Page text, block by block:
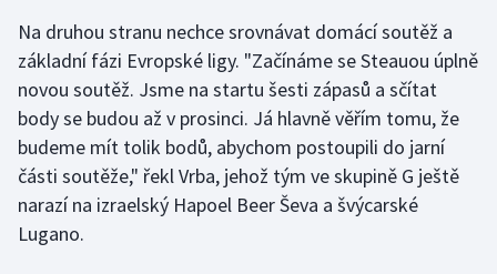
Vodní slalom
Volejbal
Ostatní
Na druhou stranu nechce srovnávat domácí soutěž a
základní fázi Evropské ligy. "Začínáme se Steauou úplně
novou soutěž. Jsme na startu šesti zápasů a sčítat
body se budou až v prosinci. Já hlavně věřím tomu, že
budeme mít tolik bodů, abychom postoupili do jarní
části soutěže," řekl Vrba, jehož tým ve skupině G ještě
narazí na izraelský Hapoel Beer Ševa a švýcarské
Lugano.